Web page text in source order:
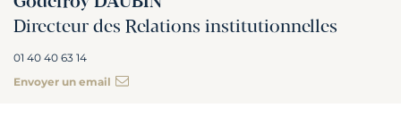
Directeur des Relations institutionnelles
01 40 40 63 14
Envoyer un email